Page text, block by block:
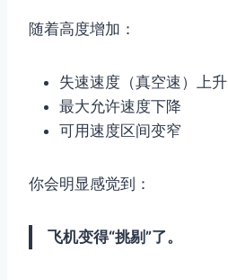
随着高度增加：
失速速度（真空速）上升
最大允许速度下降
可用速度区间变窄
你会明显感觉到：
飞机变得“挑剔”了。